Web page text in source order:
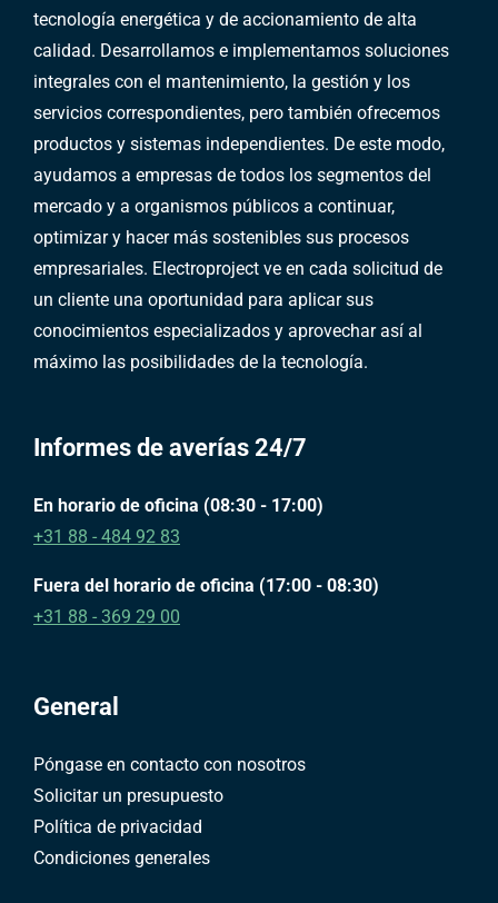
tecnología energética y de accionamiento de alta
calidad. Desarrollamos e implementamos soluciones
integrales con el mantenimiento, la gestión y los
servicios correspondientes, pero también ofrecemos
productos y sistemas independientes. De este modo,
ayudamos a empresas de todos los segmentos del
mercado y a organismos públicos a continuar,
optimizar y hacer más sostenibles sus procesos
empresariales. Electroproject ve en cada solicitud de
un cliente una oportunidad para aplicar sus
conocimientos especializados y aprovechar así al
máximo las posibilidades de la tecnología.
Informes de averías 24/7
En horario de oficina (08:30 - 17:00)
+31 88 - 484 92 83
Fuera del horario de oficina (17:00 - 08:30)
+31 88 - 369 29 00
General
Póngase en contacto con nosotros
Solicitar un presupuesto
Política de privacidad
Condiciones generales